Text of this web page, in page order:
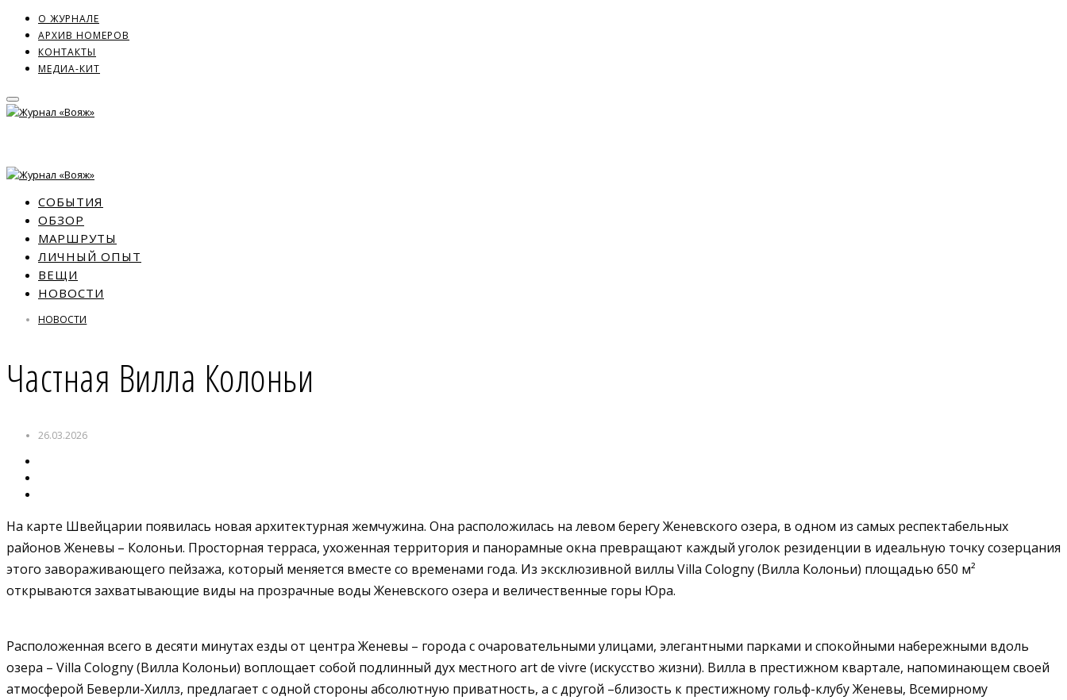
О ЖУРНАЛЕ
АРХИВ НОМЕРОВ
КОНТАКТЫ
МЕДИА-КИТ
СОБЫТИЯ
ОБЗОР
МАРШРУТЫ
ЛИЧНЫЙ ОПЫТ
ВЕЩИ
НОВОСТИ
НОВОСТИ
Частная Вилла Колоньи
26.03.2026
На карте Швейцарии появилась новая архитектурная жемчужина. Она расположилась на левом берегу Женевского озера, в одном из самых респектабельных
районов Женевы – Колоньи. Просторная терраса, ухоженная территория и панорамные окна превращают каждый уголок резиденции в идеальную точку созерцания
этого завораживающего пейзажа, который меняется вместе со временами года. Из эксклюзивной виллы Villa Cologny (Вилла Колоньи) площадью 650 м²
открываются захватывающие виды на прозрачные воды Женевского озера и величественные горы Юра.
Расположенная всего в десяти минутах езды от центра Женевы – города с очаровательными улицами, элегантными парками и спокойными набережными вдоль
озера – Villa Cologny (Вилла Колоньи) воплощает собой подлинный дух местного art de vivre (искусство жизни). Вилла в престижном квартале, напоминающем своей
атмосферой Беверли-Хиллз, предлагает с одной стороны абсолютную приватность, а с другой –близость к престижному гольф-клубу Женевы, Всемирному